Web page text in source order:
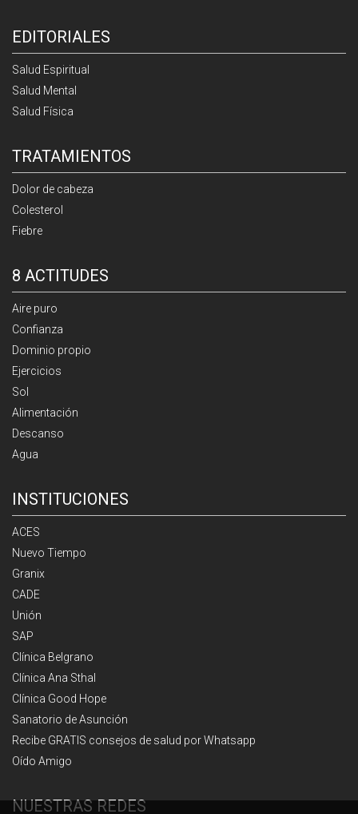
EDITORIALES
Salud Espiritual
Salud Mental
Salud Física
TRATAMIENTOS
Dolor de cabeza
Colesterol
Fiebre
8 ACTITUDES
Aire puro
Confianza
Dominio propio
Ejercicios
Sol
Alimentación
Descanso
Agua
INSTITUCIONES
ACES
Nuevo Tiempo
Granix
CADE
Unión
SAP
Clínica Belgrano
Clínica Ana Sthal
Clínica Good Hope
Sanatorio de Asunción
Recibe GRATIS consejos de salud por Whatsapp
Oído Amigo
NUESTRAS REDES